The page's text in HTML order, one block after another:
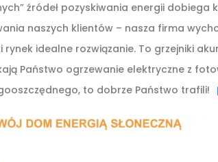
źródeł pozyskiwania energii dobiega
naszych klientów – nasza firma
idealne rozwiązanie. To grzejniki
Państwo ogrzewanie elektryczne z
to dobrze Państwo trafili!